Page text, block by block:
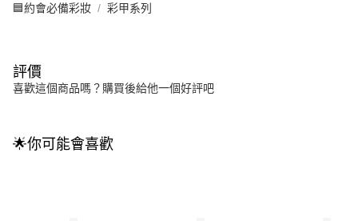
🟦約會必備彩妝 彩甲系列
評價
喜歡這個商品嗎？購買後給他一個好評吧
🌟你可能會喜歡